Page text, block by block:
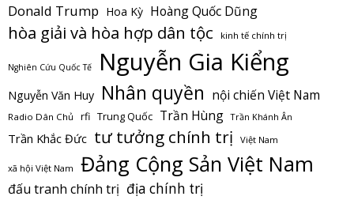
Donald Trump Hoa Kỳ Hoàng Quốc Dũng
hòa giải và hòa hợp dân tộc kinh tế chính trị
Nghiên Cứu Quốc Tế Nguyễn Gia Kiểng
Nguyễn Văn Huy Nhân quyền nội chiến Việt Nam
Radio Dân Chủ rfi Trung Quốc Trần Hùng Trần Khánh Ân
Trần Khắc Đức tư tưởng chính trị Việt Nam
xã hội Việt Nam Đảng Cộng Sản Việt Nam
đấu tranh chính trị địa chính trị